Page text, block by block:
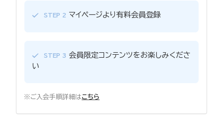
STEP 2 マイページより有料会員登録
STEP 3
会員限定コンテンツをお楽しみくださ
い
※ご入会手順詳細はこちら